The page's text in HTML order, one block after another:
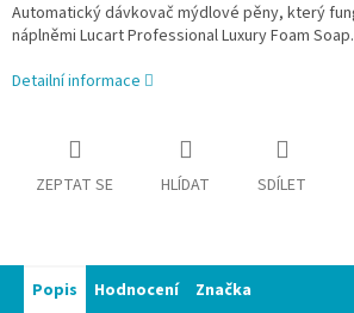
Automatický dávkovač mýdlové pěny, který
náplněmi Lucart Professional Luxury Foam Soap.
Detailní informace
ZEPTAT SE HLÍDAT SDÍLET
Popis Hodnocení Značka